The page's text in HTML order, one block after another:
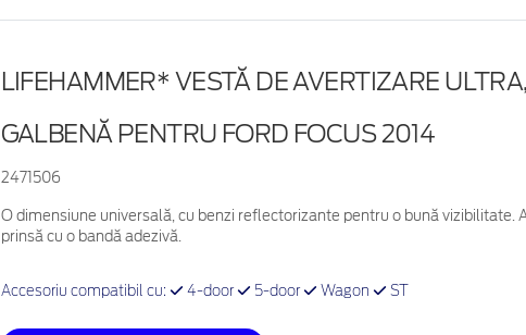
LIFEHAMMER* VESTĂ DE AVERTIZARE ULTRA,
GALBENĂ PENTRU FORD FOCUS 2014
2471506
O dimensiune universală, cu benzi reflectorizante pentru o bună
prinsă cu o bandă adezivă.
Accesoriu compatibil cu: 4-door 5-door Wagon ST